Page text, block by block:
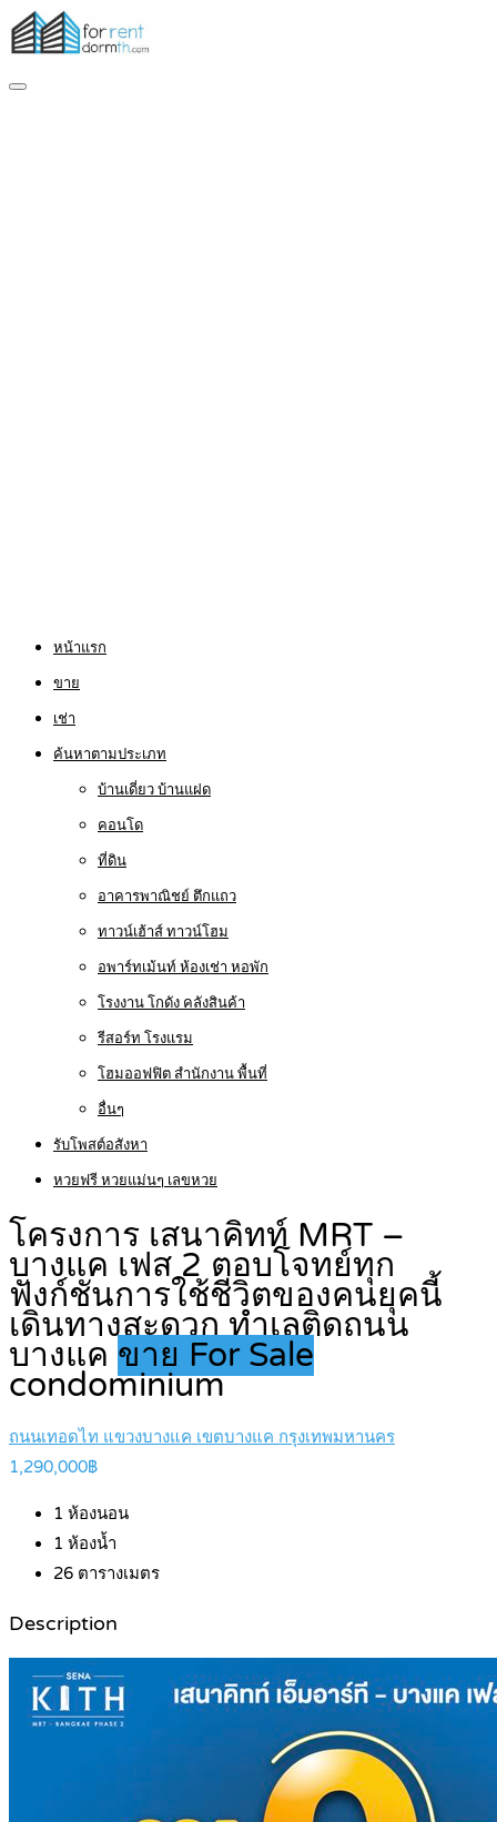
หน้าแรก
ขาย
เช่า
ค้นหาตามประเภท
บ้านเดี่ยว บ้านแฝด
คอนโด
ที่ดิน
อาคารพาณิชย์ ตึกแถว
ทาวน์เฮ้าส์ ทาวน์โฮม
อพาร์ทเม้นท์ ห้องเช่า หอพัก
โรงงาน โกดัง คลังสินค้า
รีสอร์ท โรงแรม
โฮมออฟฟิต สำนักงาน พื้นที่
อื่นๆ
รับโพสต์อสังหา
หวยฟรี หวยแม่นๆ เลขหวย
โครงการ เสนาคิทท์ MRT –
บางแค เฟส 2 ตอบโจทย์ทุก
ฟังก์ชันการใช้ชีวิตของคนยุคนี้
เดินทางสะดวก ทำเลติดถนน
บางแค ขาย For Sale
condominium
ถนนเทอดไท แขวงบางแค เขตบางแค กรุงเทพมหานคร
1,290,000฿
1 ห้องนอน
1 ห้องน้ำ
26 ตารางเมตร
Description